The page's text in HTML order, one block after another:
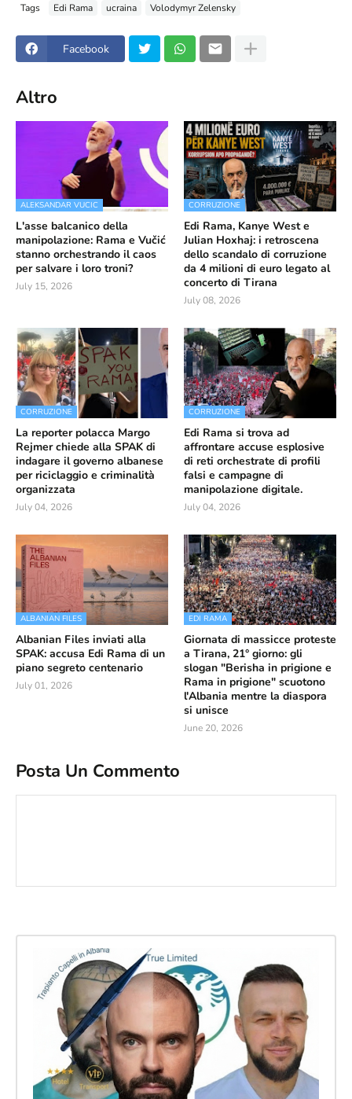
Tags Edi Rama ucraina Volodymyr Zelensky
Facebook
Altro
ALEKSANDAR VUCIC
L'asse balcanico della
manipolazione: Rama e Vučić
stanno orchestrando il caos
per salvare i loro troni?
July 15, 2026
CORRUZIONE
Edi Rama, Kanye West e
Julian Hoxhaj: i retroscena
dello scandalo di corruzione
da 4 milioni di euro legato al
concerto di Tirana
July 08, 2026
CORRUZIONE
La reporter polacca Margo
Rejmer chiede alla SPAK di
indagare il governo albanese
per riciclaggio e criminalità
organizzata
July 04, 2026
CORRUZIONE
Edi Rama si trova ad
affrontare accuse esplosive
di reti orchestrate di profili
falsi e campagne di
manipolazione digitale.
July 04, 2026
ALBANIAN FILES
Albanian Files inviati alla
SPAK: accusa Edi Rama di un
piano segreto centenario
July 01, 2026
EDI RAMA
Giornata di massicce proteste
a Tirana, 21° giorno: gli
slogan "Berisha in prigione e
Rama in prigione" scuotono
l'Albania mentre la diaspora
si unisce
June 20, 2026
Posta Un Commento